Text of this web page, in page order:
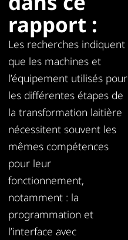
rapport :
Les recherches indiquent
que les machines et
l’équipement utilisés pour
les différentes étapes de
la transformation laitière
nécessitent souvent les
mêmes compétences
pour leur
fonctionnement,
notamment : la
programmation et
l’interface avec